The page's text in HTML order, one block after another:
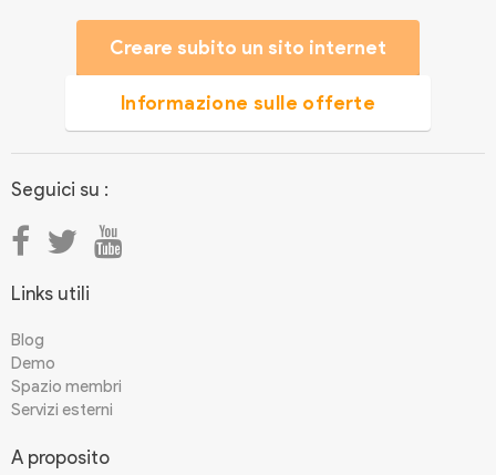
Creare subito un sito internet
Informazione sulle offerte
Seguici su :
Links utili
Blog
Demo
Spazio membri
Servizi esterni
A proposito